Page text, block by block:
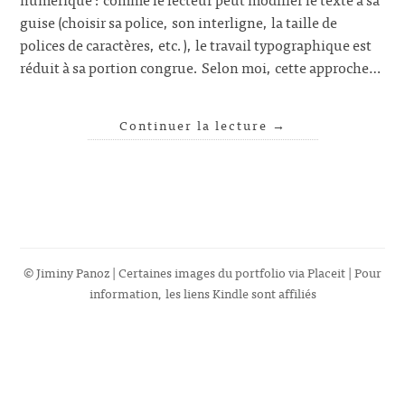
guise (choisir sa police, son interligne, la taille de
polices de caractères, etc.), le travail typographique est
réduit à sa portion congrue. Selon moi, cette approche…
Continuer la lecture →
© Jiminy Panoz | Certaines images du portfolio viaPlaceit| Pour
information, les liens Kindle sont affiliés